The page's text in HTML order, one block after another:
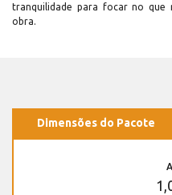
tranquilidade para focar no que
obra.
Dimensões do Pacote